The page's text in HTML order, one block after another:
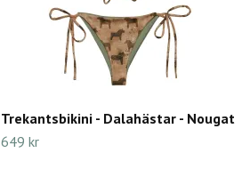
Trekantsbikini - Dalahästar - Nougat
649 kr